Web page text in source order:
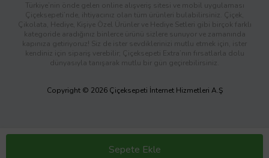
Sepete Ekle
Türkiye’nin önde gelen online alışveriş sitesi ve mobil uygulaması
Çiçeksepeti’nde, ihtiyacınız olan tüm ürünleri bulabilirsiniz. Çiçek,
Çikolata, Hediye, Kişiye Özel Ürünler ve Hediye Setleri gibi birçok farklı
kategoride aradığınız binlerce ürünü sizlere sunuyor ve zamanında
kapınıza getiriyoruz! Siz de ister sevdiklerinizi mutlu etmek için, ister
kendiniz için sipariş verebilir; Çiçeksepeti Extra’nın fırsatlarla dolu
dünyasıyla tanışarak mutlu bir gün geçirebilirsiniz.
Copyright © 2026 Çiçeksepeti İnternet Hizmetleri A.Ş